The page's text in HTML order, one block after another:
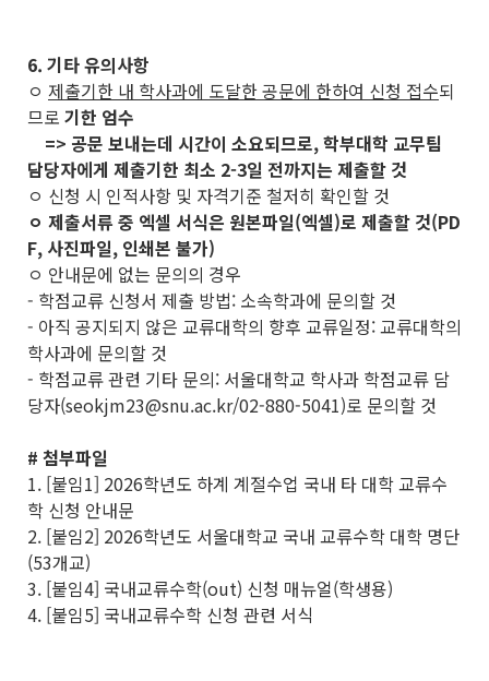
6. 기타 유의사항
ㅇ 제출기한 내 학사과에 도달한 공문에 한하여 신청 접수되
므로 기한 엄수
=> 공문 보내는데 시간이 소요되므로, 학부대학 교무팀
담당자에게 제출기한 최소 2-3일 전까지는 제출할 것
ㅇ 신청 시 인적사항 및 자격기준 철저히 확인할 것
ㅇ 제출서류 중 엑셀 서식은 원본파일(엑셀)로 제출할 것(PD
F, 사진파일, 인쇄본 불가)
ㅇ 안내문에 없는 문의의 경우
- 학점교류 신청서 제출 방법: 소속학과에 문의할 것
- 아직 공지되지 않은 교류대학의 향후 교류일정: 교류대학의
학사과에 문의할 것
- 학점교류 관련 기타 문의: 서울대학교 학사과 학점교류 담
당자(seokjm23@snu.ac.kr/02-880-5041)로 문의할 것
# 첨부파일
1. [붙임1] 2026학년도 하계 계절수업 국내 타 대학 교류수
학 신청 안내문
2. [붙임2] 2026학년도 서울대학교 국내 교류수학 대학 명단
(53개교)
3. [붙임4] 국내교류수학(out) 신청 매뉴얼(학생용)
4. [붙임5] 국내교류수학 신청 관련 서식